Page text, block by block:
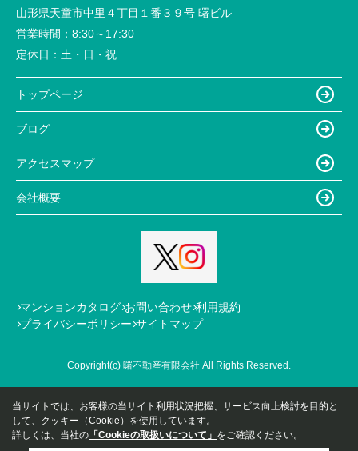
山形県天童市中里４丁目１番３９号 曙ビル
営業時間： 8:30～17:30
定休日： 土・日・祝
トップページ
ブログ
アクセスマップ
会社概要
マンションカタログ お問い合わせ 利用規約
プライバシーポリシー サイトマップ
Copyright(c) 曙不動産有限会社 All Rights Reserved.
当サイトでは、お客様の当サイト利用状況把握、サービス向上検討を目的と
して、クッキー（Cookie）を使用しています。
詳しくは、当社の 「Cookieの取扱いについて」 をご確認ください。